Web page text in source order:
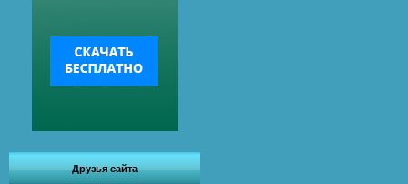
Друзья сайта